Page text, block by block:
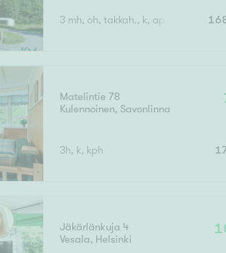
3 mh, oh, takkah., k, apuk., wc, kph,
Matelintie 78
Kulennoinen, Savonlinna
3h, k, kph
Jäkärlänkuja 4
Vesala, Helsinki